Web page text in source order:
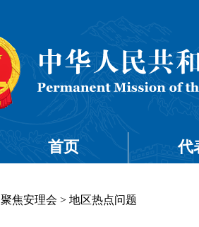
首页 代
聚焦安理会 > 地区热点问题